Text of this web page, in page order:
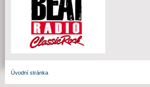
Úvodní stránka